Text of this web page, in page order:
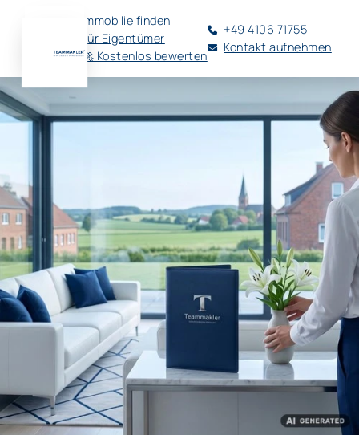
Immobilie finden
Für Eigentümer
🚀 Kostenlos bewerten
+49 4106 71755
Kontakt aufnehmen